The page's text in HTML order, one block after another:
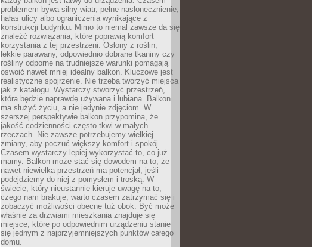
problemem bywa silny wiatr, pełne nasłonecznienie,
hałas ulicy albo ograniczenia wynikające z
konstrukcji budynku. Mimo to niemal zawsze da się
znaleźć rozwiązania, które poprawią komfort
korzystania z tej przestrzeni. Osłony z roślin,
lekkie parawany, odpowiednio dobrane tkaniny czy
rośliny odporne na trudniejsze warunki pomagają
oswoić nawet mniej idealny balkon. Kluczowe jest
realistyczne spojrzenie. Nie trzeba tworzyć miejsca
jak z katalogu. Wystarczy stworzyć przestrzeń,
która będzie naprawdę używana i lubiana. Balkon
ma służyć życiu, a nie jedynie zdjęciom. W
szerszej perspektywie balkon przypomina, że
jakość codzienności często tkwi w małych
rzeczach. Nie zawsze potrzebujemy wielkiej
zmiany, aby poczuć większy komfort i spokój.
Czasem wystarczy lepiej wykorzystać to, co już
mamy. Balkon może stać się dowodem na to, że
nawet niewielka przestrzeń ma potencjał, jeśli
podejdziemy do niej z pomysłem i troską. W
świecie, który nieustannie kieruje uwagę na to,
czego nam brakuje, warto czasem zatrzymać się i
zobaczyć możliwości obecne tuż obok. Być może
właśnie za drzwiami mieszkania znajduje się
miejsce, które po odpowiednim urządzeniu stanie
się jednym z najprzyjemniejszych punktów całego
domu.